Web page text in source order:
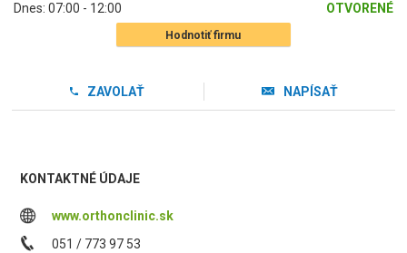
Dnes: 07:00 - 12:00 OTVORENÉ
Hodnotiť firmu
ZAVOLAŤ NAPÍSAŤ
KONTAKTNÉ ÚDAJE
www.orthonclinic.sk
051 / 773 97 53